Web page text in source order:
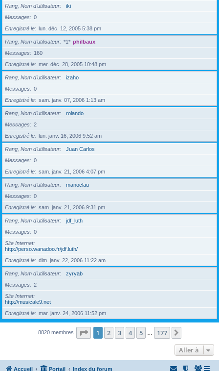
Rang, Nom d’utilisateur
iki
Messages
0
Enregistré le
lun. déc. 12, 2005 5:38 pm
Rang, Nom d’utilisateur *1* philbaux
Messages
160
Enregistré le
mer. déc. 28, 2005 10:48 pm
Rang, Nom d’utilisateur
izaho
Messages
0
Enregistré le
sam. janv. 07, 2006 1:13 am
Rang, Nom d’utilisateur
rolando
Messages
2
Enregistré le
lun. janv. 16, 2006 9:52 am
Rang, Nom d’utilisateur
Juan Carlos
Messages
0
Enregistré le
sam. janv. 21, 2006 4:07 pm
Rang, Nom d’utilisateur
manoclau
Messages
0
Enregistré le
sam. janv. 21, 2006 9:31 pm
Rang, Nom d’utilisateur
jdf_luth
Messages
0
Site Internet
http://perso.wanadoo.fr/jdf.luth/
Enregistré le
dim. janv. 22, 2006 11:22 am
Rang, Nom d’utilisateur
zyryab
Messages
2
Site Internet
http://musicale9.net
Enregistré le
mar. janv. 24, 2006 11:52 pm
8820 membres Page 1sur177
1 2 3 4 5 177
Aller à
Accueil Portail Index du forum